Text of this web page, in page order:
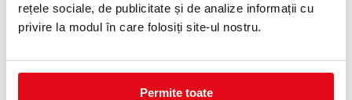
rețele sociale, de publicitate și de analize informații cu
privire la modul în care folosiți site-ul nostru.
Permite toate